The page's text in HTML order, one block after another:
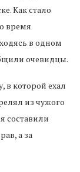
Как стало
время
в одном
очевидцы.
которой ехал
из чужого
составили
а за